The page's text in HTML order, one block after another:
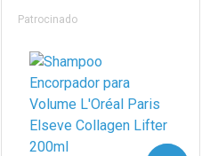
Prateleira
Patrocinado